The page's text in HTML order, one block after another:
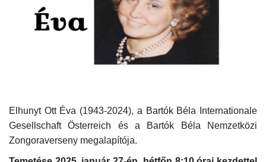
Kultúra
Gazdaság
Művészet
Elhunyt Ott Éva (1943-2024), a Bartók Béla Internationale
Gesellschaft Österreich és a Bartók Béla Nemzetközi
Zongoraverseny megalapítója.